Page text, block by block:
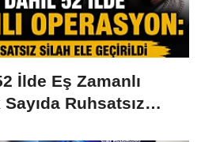
İlde Eş Zamanlı
Ruhsatsız